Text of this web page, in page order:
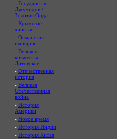
- Государство
Джучидов /
Золотая Орда
- Крымское
ханство
- Османская
империя
- Великое
княжество
Литовское
- Отечественная
история
- Великая
Отечественная
война
- История
Америки
- Новое время
- История Индии
- История Китая